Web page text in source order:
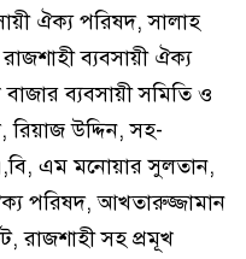
ঐক্য পরিষদ, সালাহ
ব্যবসায়ী ঐক্য
ব্যবসায়ী সমিতি ও
উদ্দিন, সহ-
এম মনোয়ার সুলতান,
পরিষদ, আখতারুজ্জামান
রাজশাহী সহ প্রমূখ